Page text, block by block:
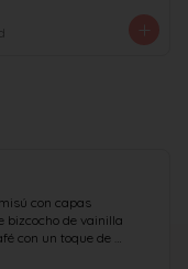
con capas
bizcocho de vainilla
con un toque de